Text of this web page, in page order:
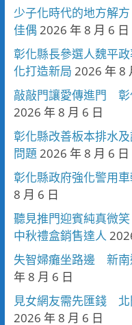
少子化時代的地方解
佳偶 2026 年 8 月 6 日
彰化縣長參選人魏平
化打造新局 2026 年 8
敲敲門讓愛傳進門 彰
2026 年 8 月 6 日
彰化縣改善板本排水
問題 2026 年 8 月 6 日
彰化縣政府強化警用
8 月 6 日
聽見推門迎賓純真微
中秋禮盒銷售達人
失智婦癱坐路邊 新南
年 8 月 6 日
見女網友需先匯錢 北
2026 年 8 月 6 日